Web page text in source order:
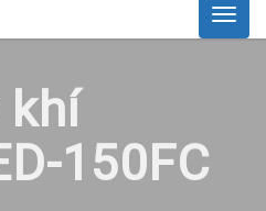
khí
150FC